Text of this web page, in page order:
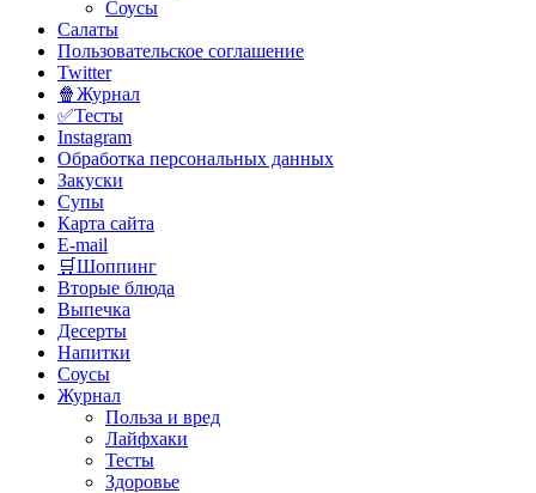
Соусы
Салаты
Пользовательское соглашение
Twitter
🍿Журнал
✅Тесты
Instagram
Обработка персональных данных
Закуски
Супы
Карта сайта
E-mail
🛒Шоппинг
Вторые блюда
Выпечка
Десерты
Напитки
Соусы
Журнал
Польза и вред
Лайфхаки
Тесты
Здоровье